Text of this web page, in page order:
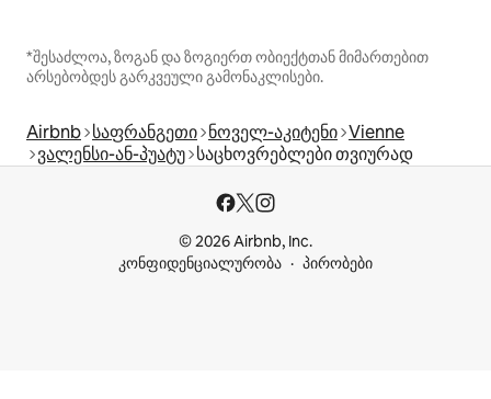
*შესაძლოა, ზოგან და ზოგიერთ ობიექტთან მიმართებით
არსებობდეს გარკვეული გამონაკლისები.
Airbnb საფრანგეთი ნოველ-აკიტენი Vienne
ვალენსი-ან-პუატუ საცხოვრებლები თვიურად
© 2026 Airbnb, Inc.
კონფიდენციალურობა
პირობები